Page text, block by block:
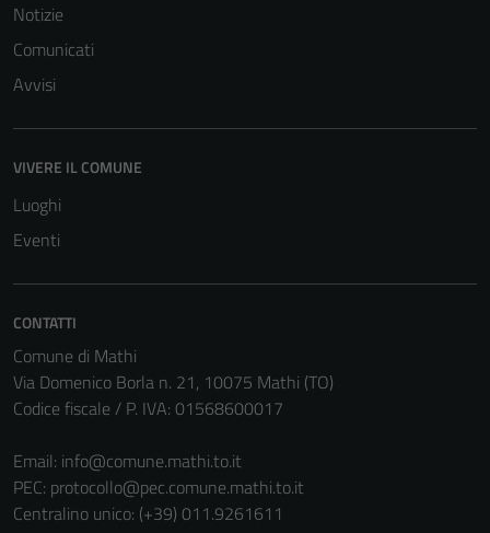
Notizie
Comunicati
Avvisi
VIVERE IL COMUNE
Luoghi
Eventi
CONTATTI
Comune di Mathi
Via Domenico Borla n. 21, 10075 Mathi (TO)
Codice fiscale / P. IVA: 01568600017
Email: info@comune.mathi.to.it
PEC: protocollo@pec.comune.mathi.to.it
Centralino unico: (+39) 011.9261611